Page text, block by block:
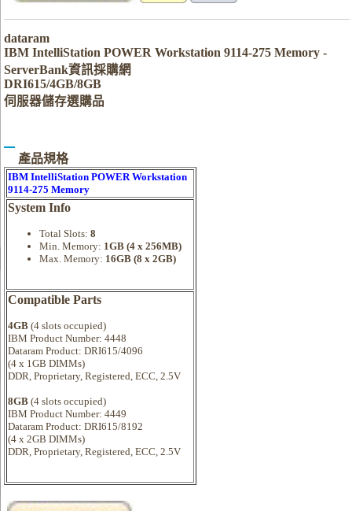
dataram
IBM IntelliStation POWER Workstation 9114-275 Memory -
ServerBank資訊採購網
DRI615/4GB/8GB
伺服器儲存選購品
產品規格
IBM IntelliStation POWER Workstation
9114-275 Memory
System Info
Total Slots: 8
Min. Memory: 1GB (4 x 256MB)
Max. Memory: 16GB (8 x 2GB)
Compatible Parts
4GB (4 slots occupied)
IBM Product Number: 4448
Dataram Product: DRI615/4096
(4 x 1GB DIMMs)
DDR, Proprietary, Registered, ECC, 2.5V
8GB (4 slots occupied)
IBM Product Number: 4449
Dataram Product: DRI615/8192
(4 x 2GB DIMMs)
DDR, Proprietary, Registered, ECC, 2.5V